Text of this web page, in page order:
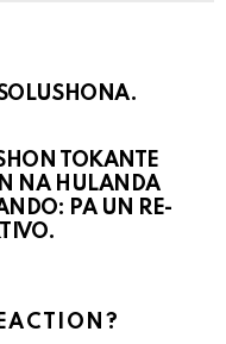
TOKANTE
NA HULANDA
PA UN RE-